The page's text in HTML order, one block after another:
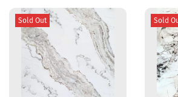
Sold Out Sold